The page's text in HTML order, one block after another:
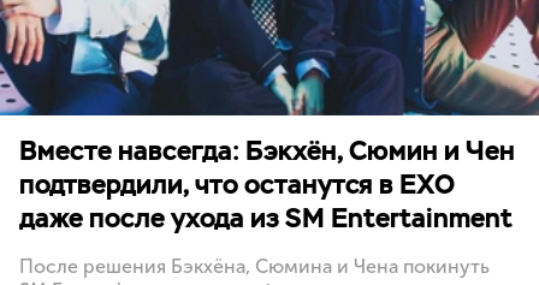
Вместе навсегда: Бэкхён, Сюмин и Чен
подтвердили, что останутся в EXO
даже после ухода из SM Entertainment
После решения Бэкхёна, Сюмина и Чена покинуть